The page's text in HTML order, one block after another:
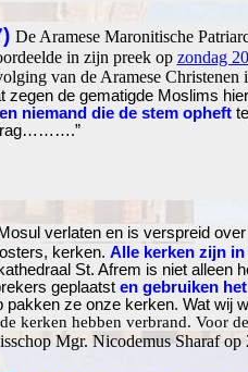
De Aramese Maronitische
in zijn preek op zondag
van de Aramese Christenen
zegen de gematigde Moslims
niemand die de stem opheft
verlaten en is verspreid over
kerken. Alle kerken zijn in
St. Afrem is niet alleen
geplaatst en gebruiken
ze onze kerken. Wat wij
kerken hebben verbrand. Voor
Mgr. Nicodemus Sharaf op